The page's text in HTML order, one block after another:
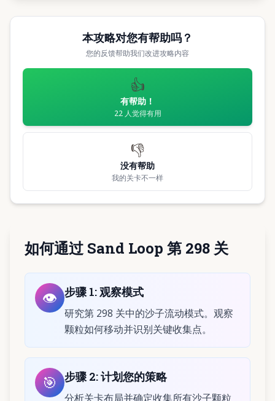
本攻略对您有帮助吗？
您的反馈帮助我们改进攻略内容
👍
有帮助！
22 人觉得有用
👎
没有帮助
我的关卡不一样
如何通过 Sand Loop 第 298 关
👁️ 步骤 1:观察模式
研究第 298 关中的沙子流动模式。观察
颗粒如何移动并识别关键收集点。
🎯 步骤 2:计划您的策略
分析关卡布局并确定收集所有沙子颗粒